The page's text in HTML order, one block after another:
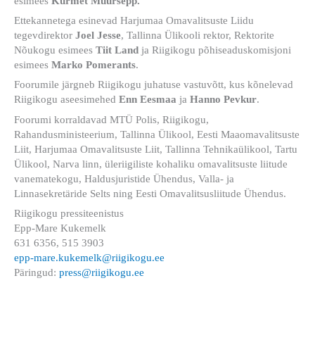
Ettekannetega esinevad Harjumaa Omavalitsuste Liidu
tegevdirektor Joel Jesse, Tallinna Ülikooli rektor, Rektorite
Nõukogu esimees Tiit Land ja Riigikogu põhiseaduskomisjoni
esimees Marko Pomerants.
Foorumile järgneb Riigikogu juhatuse vastuvõtt, kus kõnelevad
Riigikogu aseesimehed Enn Eesmaa ja Hanno Pevkur.
Foorumi korraldavad MTÜ Polis, Riigikogu,
Rahandusministeerium, Tallinna Ülikool, Eesti Maaomavalitsuste
Liit, Harjumaa Omavalitsuste Liit, Tallinna Tehnikaülikool, Tartu
Ülikool, Narva linn, üleriigiliste kohaliku omavalitsuste liitude
vanematekogu, Haldusjuristide Ühendus, Valla- ja
Linnasekretäride Selts ning Eesti Omavalitsusliitude Ühendus.
Riigikogu pressiteenistus
Epp-Mare Kukemelk
631 6356, 515 3903
epp-mare.kukemelk@riigikogu.ee
Päringud: press@riigikogu.ee